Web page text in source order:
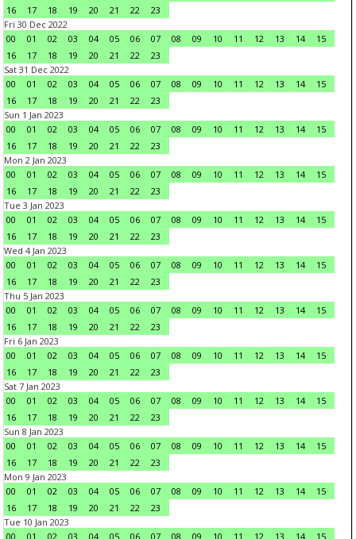
16
17 18 19 20 21 22
23
Fri 30 Dec 2022
00
01 02 03 04 05 06 07 08 09 10 11 12 13 14
15
16
17 18 19 20 21 22
23
Sat 31 Dec 2022
00
01 02 03 04 05 06 07 08 09 10 11 12 13 14
15
16
17 18 19 20 21 22
23
Sun 1 Jan 2023
00
01 02 03 04 05 06 07 08 09 10 11 12 13 14
15
16
17 18 19 20 21 22
23
Mon 2 Jan 2023
00
01 02 03 04 05 06 07 08 09 10 11 12 13 14
15
16
17 18 19 20 21 22
23
Tue 3 Jan 2023
00
01 02 03 04 05 06 07 08 09 10 11 12 13 14
15
16
17 18 19 20 21 22
23
Wed 4 Jan 2023
00
01 02 03 04 05 06 07 08 09 10 11 12 13 14
15
16
17 18 19 20 21 22
23
Thu 5 Jan 2023
00
01 02 03 04 05 06 07 08 09 10 11 12 13 14
15
16
17 18 19 20 21 22
23
Fri 6 Jan 2023
00
01 02 03 04 05 06 07 08 09 10 11 12 13 14
15
16
17 18 19 20 21 22
23
Sat 7 Jan 2023
00
01 02 03 04 05 06 07 08 09 10 11 12 13 14
15
16
17 18 19 20 21 22
23
Sun 8 Jan 2023
00
01 02 03 04 05 06 07 08 09 10 11 12 13 14
15
16
17 18 19 20 21 22
23
Mon 9 Jan 2023
00
01 02 03 04 05 06 07 08 09 10 11 12 13 14
15
16
17 18 19 20 21 22
23
Tue 10 Jan 2023
00
01 02 03 04 05 06 07 08 09 10 11 12 13 14 15